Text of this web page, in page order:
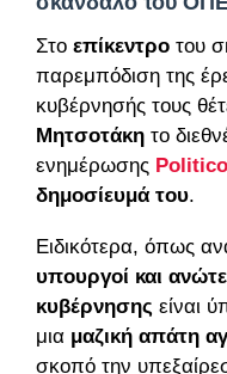
Στο επίκεντρο του
παρεμπόδιση της
κυβέρνησής τους
Μητσοτάκη το
ενημέρωσης Politico
δημοσίευμά του.
Ειδικότερα, όπως
υπουργοί και
κυβέρνησης είναι
μια μαζική απάτη
σκοπό την